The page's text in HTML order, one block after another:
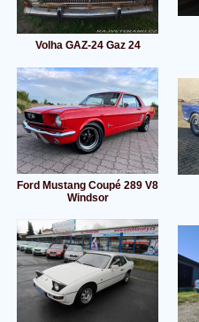
Volha GAZ-24 Gaz 24
Ford Mustang Coupé 289 V8
Windsor